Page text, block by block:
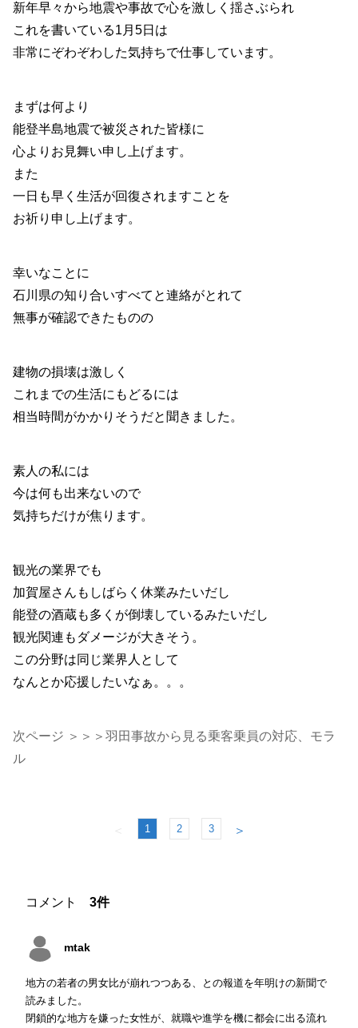
新年早々から地震や事故で心を激しく揺さぶられ
これを書いている1月5日は
非常にぞわぞわした気持ちで仕事しています。
まずは何より
能登半島地震で被災された皆様に
心よりお見舞い申し上げます。
また
一日も早く生活が回復されますことを
お祈り申し上げます。
幸いなことに
石川県の知り合いすべてと連絡がとれて
無事が確認できたものの
建物の損壊は激しく
これまでの生活にもどるには
相当時間がかかりそうだと聞きました。
素人の私には
今は何も出来ないので
気持ちだけが焦ります。
観光の業界でも
加賀屋さんもしばらく休業みたいだし
能登の酒蔵も多くが倒壊しているみたいだし
観光関連もダメージが大きそう。
この分野は同じ業界人として
なんとか応援したいなぁ。。。
次ページ ＞＞＞羽田事故から見る乗客乗員の対応、モラ
ル
＜ 1 2 3 ＞
コメント 3件
mtak
地方の若者の男女比が崩れつつある、との報道を年明けの新聞で
読みました。
閉鎖的な地方を嫌った女性が、就職や進学を機に都会に出る流れ